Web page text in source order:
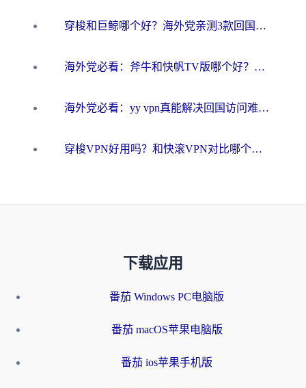
穿梭和巨鲸哪个好？海外党亲测3款回国加速器，教你避开90%的坑
海外党必看：斧牛和快帆TV版哪个好？3分钟选对回国加速器，无缝刷B站、追热剧
海外党必看：yy vpn真能解决回国访问难题？附云极initap测评+免费方案对比
穿梭VPN好用吗？和快滚VPN对比哪个回国效果更好？海外党选回国加速器必看指南
下载应用
番茄 Windows PC电脑版
番茄 macOS苹果电脑版
番茄 ios苹果手机版